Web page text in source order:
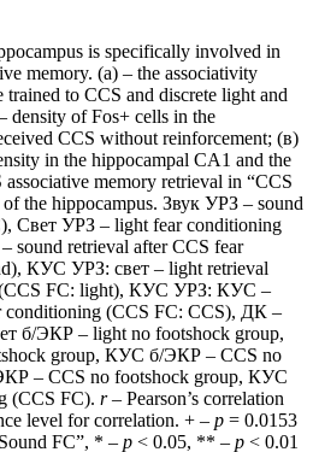
is specifically involved in
memory. (a) – the associativity
to CCS and discrete light and
density of Fos+ cells in the
CCS without reinforcement; (в)
in the hippocampal CA1 and the
memory retrieval in “CCS
the hippocampus. Звук УРЗ – sound
Свет УРЗ – light fear conditioning
retrieval after CCS fear
КУС УРЗ: свет – light retrieval
(CCS FC: light), КУС УРЗ: КУС –
conditioning (CCS FC: CCS), ДК –
б/ЭКР – light no footshock group,
group, КУС б/ЭКР – CCS no
– CCS no footshock group, КУС
(CCS FC). r– Pearson’s correlation
level for correlation. + – p = 0.0153
FC”, * – p < 0.05, ** – p < 0.01